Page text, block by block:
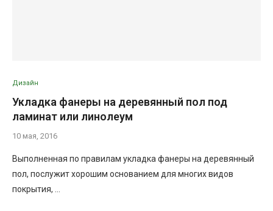
Дизайн
Укладка фанеры на деревянный пол под
ламинат или линолеум
10 мая, 2016
Выполненная по правилам укладка фанеры на деревянный
пол, послужит хорошим основанием для многих видов
покрытия, …